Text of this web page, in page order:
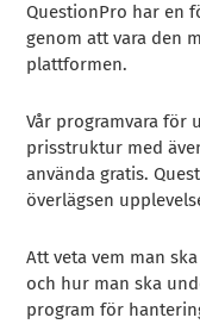
QuestionPro har en
genom att vara den
plattformen.
Vår programvara för
prisstruktur med
använda gratis.
överlägsen
Att veta vem man
och hur man ska
program för